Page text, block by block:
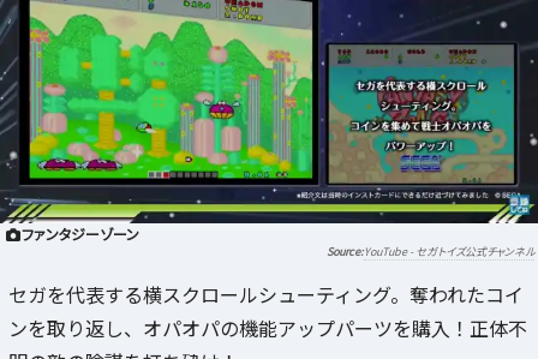
ファンタジーゾーン
YouTube - セガトイズ公式チャンネル
セガを代表する横スクロールシューティング。奪われたコイ
ンを取り返し、オパオパの機能アップパーツを購入！正体不